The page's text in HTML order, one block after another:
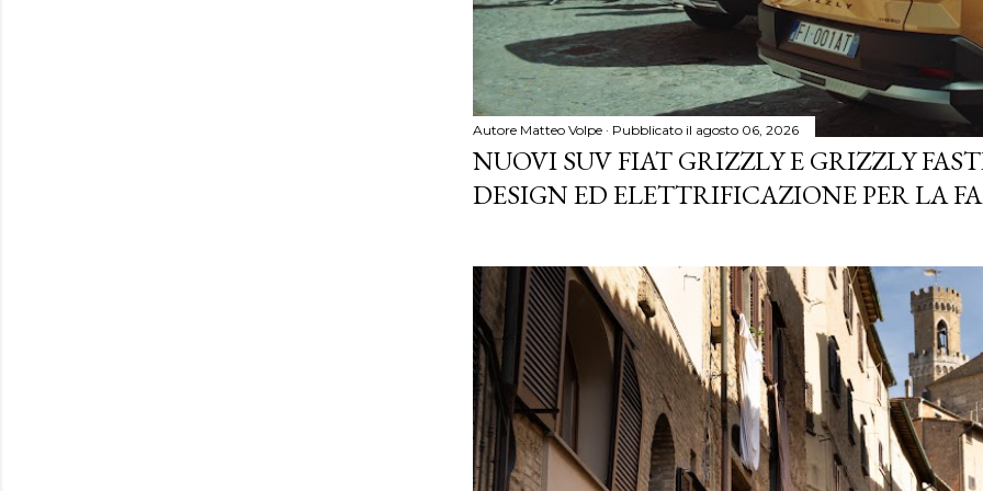
Autore Matteo Volpe Pubblicato il agosto 06, 2026
NUOVI SUV FIAT GRIZZLY E GRIZZLY
DESIGN ED ELETTRIFICAZIONE PER LA